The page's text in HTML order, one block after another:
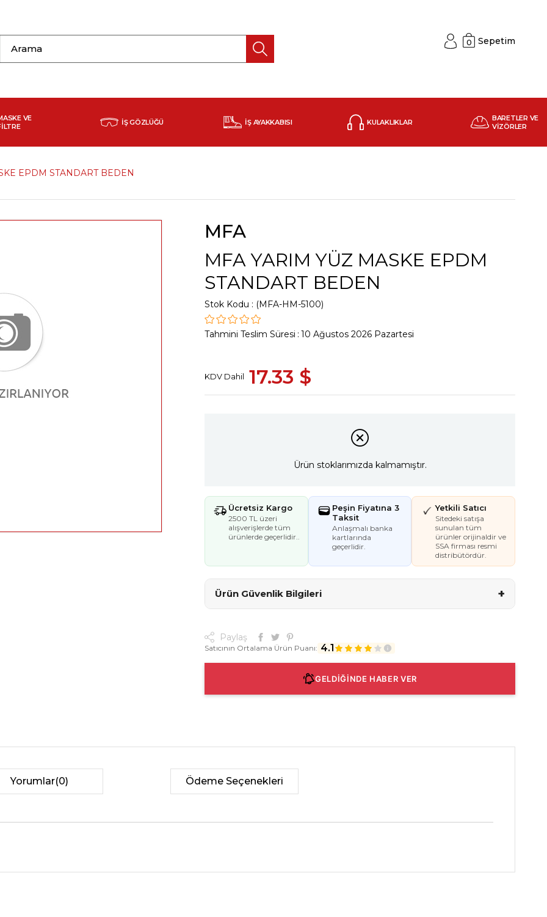
Sepetim
0
VE
İŞ GÖZLÜĞÜ İŞ AYAKKABISI KULAKLIKLAR
BARETLER VE
VİZÖRLER
EPDM STANDART BEDEN
MFA
MFA YARIM YÜZ MASKE EPDM
STANDART BEDEN
Stok Kodu (MFA-HM-5100)
Tahmini Teslim Süresi : 10 Ağustos 2026 Pazartesi
KDV Dahil 17.33 $
Ürün stoklarımızda kalmamıştır.
Ücretsiz Kargo
2500 TL üzeri
alışverişlerde tüm
ürünlerde geçerlidir..
Peşin Fiyatına 3
Taksit
Anlaşmalı banka
kartlarında
geçerlidir.
Yetkili Satıcı
Sitedeki satışa
sunulan tüm
ürünler orijinaldir ve
SSA firması resmi
distribütördür.
Ürün Güvenlik Bilgileri +
Paylaş
Satıcının Ortalama Ürün Puanı: 4.1
GELDİĞİNDE HABER VER
Yorumlar(0) Ödeme Seçenekleri